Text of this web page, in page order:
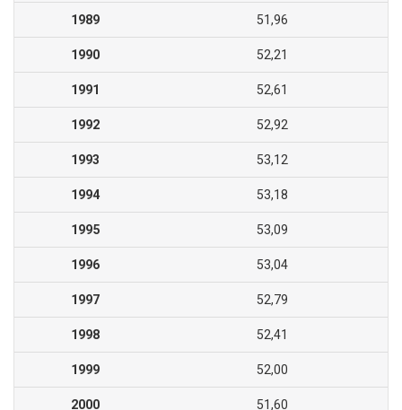
1989 51,96
1990 52,21
1991 52,61
1992 52,92
1993 53,12
1994 53,18
1995 53,09
1996 53,04
1997 52,79
1998 52,41
1999 52,00
2000 51,60